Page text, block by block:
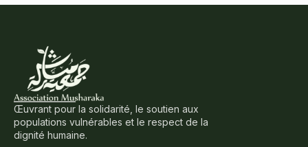
Œuvrant pour la solidarité, le soutien aux
populations vulnérables et le respect de la
dignité humaine.